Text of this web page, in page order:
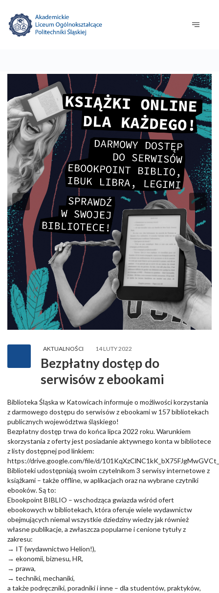
Previous
AKTUALNOŚCI 14 LUTY 2022
Bezpłatny dostęp do
serwisów z ebookami
Biblioteka Śląska w Katowicach informuje o możliwości korzystania
z darmowego dostępu do serwisów z ebookami w 157 bibliotekach
publicznych województwa śląskiego!
Bezpłatny dostęp trwa do końca lipca 2022 roku. Warunkiem
skorzystania z oferty jest posiadanie aktywnego konta w bibliotece
z listy dostępnej pod linkiem:
https://drive.google.com/file/d/
Biblioteki udostępniają swoim czytelnikom 3 serwisy internetowe z
książkami – także offline, w aplikacjach oraz na wybrane czytniki
ebooków. Są to:
Ebookpoint BIBLIO – wschodząca gwiazda wśród ofert
ebookowych w bibliotekach, która oferuje wiele wydawnictw
obejmujących niemal wszystkie dziedziny wiedzy jak również
własne publikacje, a zwłaszcza popularne i cenione tytuły z
zakresu:
→ IT (wydawnictwo Helion!),
→ ekonomii, biznesu, HR,
→ prawa,
→ techniki, mechaniki,
a także podręczniki, poradniki i inne – dla studentów, praktyków,